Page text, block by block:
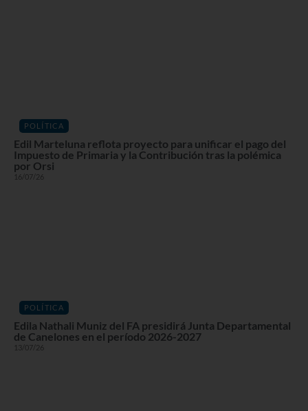
POLÍTICA
Edil Marteluna reflota proyecto para unificar el pago del
Impuesto de Primaria y la Contribución tras la polémica
por Orsi
16/07/26
POLÍTICA
Edila Nathali Muniz del FA presidirá Junta Departamental
de Canelones en el período 2026-2027
13/07/26